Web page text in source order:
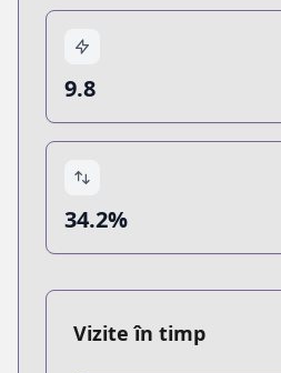
9.8
34.2%
Vizite în timp